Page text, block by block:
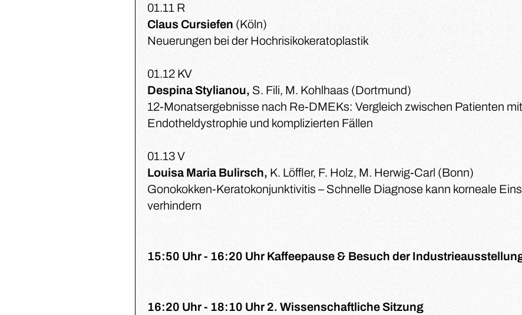
01.11 R
Claus Cursiefen (Köln)
Neuerungen bei der Hochrisikokeratoplastik
01.12 KV
Despina Stylianou, S. Fili, M. Kohlhaas (Dortmund)
12-Monatsergebnisse nach Re-DMEKs: Vergleich zwischen Patienten
Endotheldystrophie und komplizierten Fällen
01.13 V
Louisa Maria Bulirsch, K. Löffler, F. Holz, M. Herwig-Carl (Bonn)
Gonokokken-Keratokonjunktivitis – Schnelle Diagnose kann korneale
verhindern
15:50 Uhr - 16:20 Uhr Kaffeepause & Besuch der
16:20 Uhr - 18:10 Uhr 2. Wissenschaftliche Sitzung